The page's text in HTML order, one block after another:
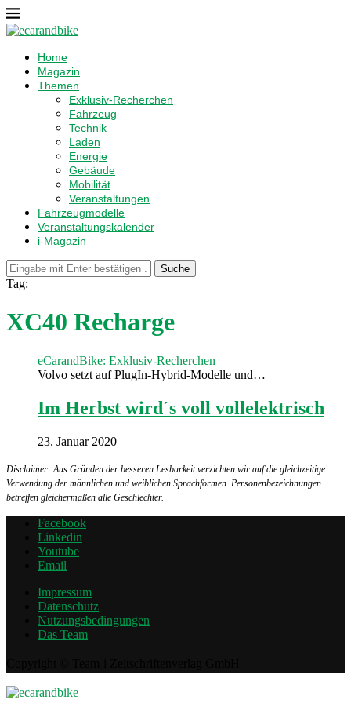
Home
Magazin
Themen
Exklusiv-Recherchen
Fahrzeug
Technik
Laden
Energie
Gebäude
Mobilität
Veranstaltungen
Fahrzeugmodelle
Veranstaltungskalender
i-Magazin
Suche
Tag:
XC40 Recharge
eCarandBike: Exklusiv-Recherchen
Volvo setzt auf PlugIn-Hybrid-Modelle und…
Im Herbst wird´s voll vollelektrisch
23. Januar 2020
Disclaimer: Aus Gründen der besseren Lesbarkeit verzichten wir auf die gleichzeitige
Verwendung der männlichen und weiblichen Sprachformen. Personenbezeichnungen
betreffen gleichermaßen alle Geschlechter.
Facebook
Linkedin
Youtube
Email
Impressum
Datenschutz
Nutzungsbedingungen
Das Team